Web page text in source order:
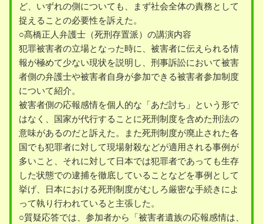
ど、いずれの側についても、まず社会全体の責務として
捉えることの必要性を訴えた。
○髙橋正人弁護士（死刑存置派）の講演内容
犯罪被害者の立場となった時に、被害者に伝えられる情
報が極めて少ない現状を説明し、刑事訴訟において被害
者側の弁護士や被害者自身が参加できる被害者参加制度
について紹介。
被害者側の応報感情を個人的な「あだ討ち」という形で
はなく、国家が代行することに死刑制度を含めた刑法の
意味があるのだと訴えた。また死刑制度が廃止された各
国でも犯罪者に対して現場射殺などが適用される事例が
多いこと、それに対して日本では犯罪者であっても生存
した状態での逮捕を徹底していることなどを事例として
挙げ、日本における死刑制度がむしろ厳密な手続きによ
って執り行われていると主張した。
○質疑応答では、参加者から「被害者遺族の応報感情は、